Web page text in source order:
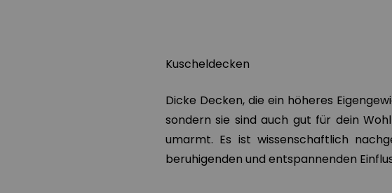
Kuscheldecken
Dicke Decken, die ein höheres
sondern sie sind auch gut für dein
umarmt. Es ist wissenschaftlich
beruhigenden und entspannenden